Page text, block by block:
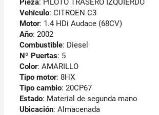
Pieza: PILOTO TRASERO IZQUIERDO
Vehículo: CITROEN C3
Motor: 1.4 HDi Audace (68CV)
Año: 2002
Combustible: Diesel
Nº Puertas: 5
Color: AMARILLO
Tipo motor: 8HX
Tipo cambio: 20CP67
Estado: Material de segunda mano
Ubicación: Almacenada